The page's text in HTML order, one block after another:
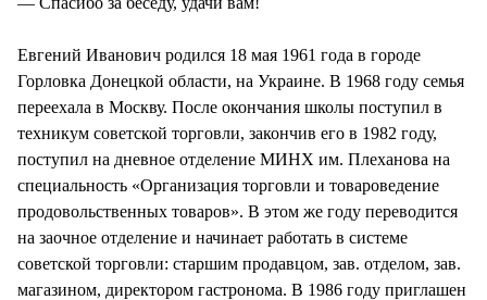
Евгений Иванович родился 18 мая 1961 года в городе
Горловка Донецкой области, на Украине. В 1968 году семья
переехала в Москву. После окончания школы поступил в
техникум советской торговли, закончив его в 1982 году,
поступил на дневное отделение МИНХ им. Плеханова на
специальность «Организация торговли и товароведение
продовольственных товаров». В этом же году переводится
на заочное отделение и начинает работать в системе
советской торговли: старшим продавцом, зав. отделом, зав.
магазином, директором гастронома. В 1986 году приглашен